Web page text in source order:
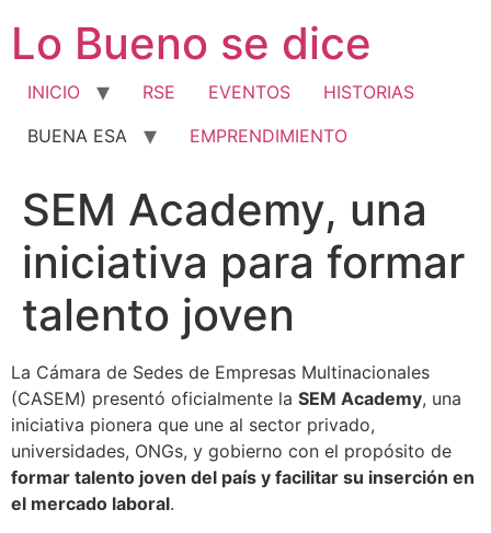
contenido
Lo Bueno se dice
INICIO RSE EVENTOS
HISTORIAS
BUENA ESA
EMPRENDIMIENTO
SEM Academy, una
iniciativa para formar
talento joven
La Cámara de Sedes de Empresas Multinacionales
(CASEM) presentó oficialmente la SEM Academy, una
iniciativa pionera que une al sector privado,
universidades, ONGs, y gobierno con el propósito de
formar talento joven del país y facilitar su inserción en
el mercado laboral.